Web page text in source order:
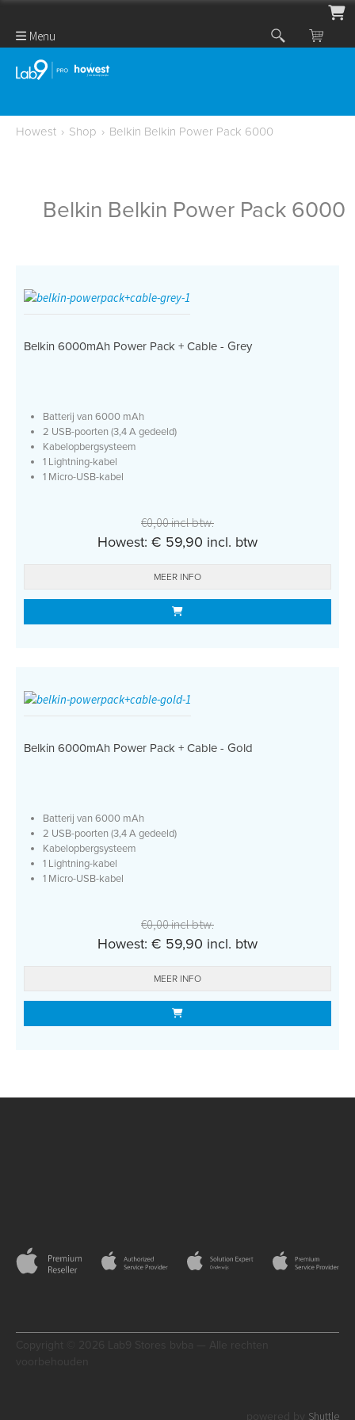
Menu
Howest › Shop › Belkin Belkin Power Pack 6000
Belkin Belkin Power Pack 6000
Belkin 6000mAh Power Pack + Cable - Grey
Batterij van 6000 mAh
2 USB-poorten (3,4 A gedeeld)
Kabelopbergsysteem
1 Lightning-kabel
1 Micro-USB-kabel
€0,00 incl btw.
Howest: € 59,90 incl. btw
MEER INFO
Belkin 6000mAh Power Pack + Cable - Gold
Batterij van 6000 mAh
2 USB-poorten (3,4 A gedeeld)
Kabelopbergsysteem
1 Lightning-kabel
1 Micro-USB-kabel
€0,00 incl btw.
Howest: € 59,90 incl. btw
MEER INFO
Copyright © 2026 Lab9 Stores bvba — Alle rechten
Shuttle